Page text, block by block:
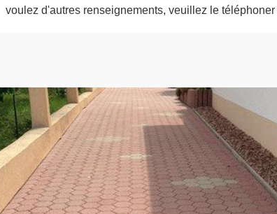
voulez d'autres renseignements, veuillez le téléphoner